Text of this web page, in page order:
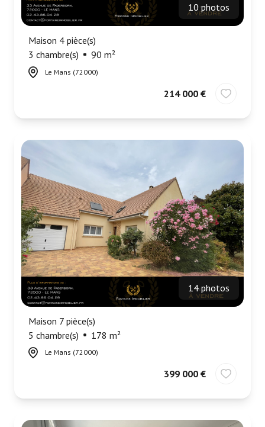
10 photos
Maison 4 pièce(s)
3 chambre(s)
90 m²
Le Mans (72000)
214 000 €
14 photos
Maison 7 pièce(s)
5 chambre(s)
178 m²
Le Mans (72000)
399 000 €